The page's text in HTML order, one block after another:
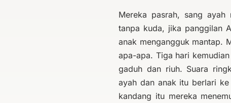
Mereka pasrah, sang ayah
tanpa kuda, jika panggilan
anak mengangguk mantap.
apa-apa. Tiga hari
gaduh dan riuh. Suara
ayah dan anak itu berlari
kandang itu mereka